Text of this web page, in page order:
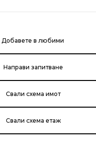
Добавете в любими
Направи запитване
Свали схема имот
Свали схема етаж